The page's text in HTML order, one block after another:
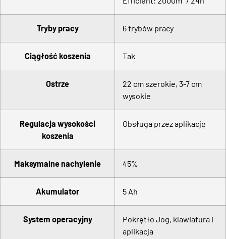
Tryby pracy 6 trybów pracy
Ciągłość koszenia Tak
Ostrze
22 cm szerokie, 3-7 cm
wysokie
Regulacja wysokości
koszenia
Obsługa przez aplikację
Maksymalne nachylenie 45%
Akumulator 5 Ah
System operacyjny
Pokrętło Jog, klawiatura i
aplikacja